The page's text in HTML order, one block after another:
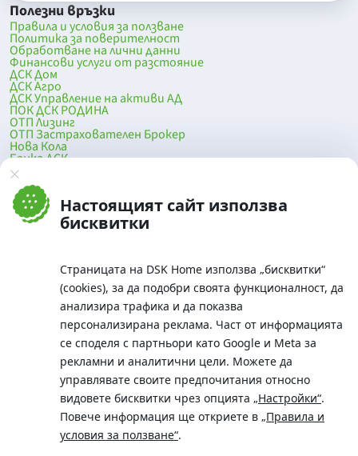
Настоящият сайт използва
бисквитки
Страницата на DSK Home използва „бисквитки“
(cookies), за да подобри своята функционалност, да
анализира трафика и да показва
персонализирана реклама. Част от информацията
се споделя с партньори като Google и Meta за
рекламни и аналитични цели. Можете да
управлявате своите предпочитания относно
видовете бисквитки чрез опцията „Настройки“.
Повече информация ще откриете в „Правила и
условия за ползване“.
Полезни връзки
Правила и условия за ползване
Политика за поверителност
Обработване на лични данни
Финансови услуги от разстояние
ДСК Дом
ДСК Агро
ДСК Управление на активи АД
ПОК ДСК РОДИНА
ОТП Лизинг
ОТП Застрахователен Брокер
Нова Кола
Банка ДСК
DSK Mobile
Оферти за продажба от Банка ДСК
Клонова мрежа и банкомати
До началото на страницата
Телефон:
0700 10 375 / *2375
Московска No.19 / ул. Г. Бенковски No. 5, София 1036
SWIFT/BIC: